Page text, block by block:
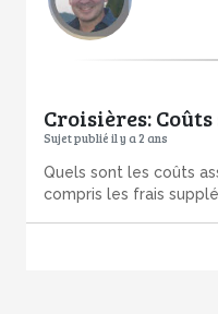
Croisières:
Sujet publié il y a 2 ans
Quels sont les coûts
compris les frais